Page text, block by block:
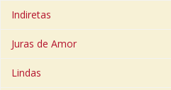
Indiretas
Juras de Amor
Lindas